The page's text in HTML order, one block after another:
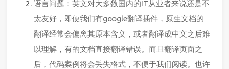
语言问题：英文对大多数国内的IT从业者来说还是不
太友好，即便我们有google翻译插件，原生文档的
翻译经常会偏离其原本含义，或者翻译成中文之后难
以理解，有的文档直接翻译错误。而且翻译页面之
后，代码案例将会丢失格式，不便于我们阅读。也许